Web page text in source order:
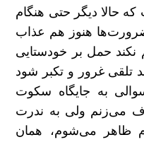
حالا دیگر حتی هنگام
هنوز هم عذاب
نکند حمل بر خودستایی
تلقی غرور و تکبر شود
به جایگاه سکوت
می‌زنم ولی به ندرت
ظاهر می‌شوم، همان